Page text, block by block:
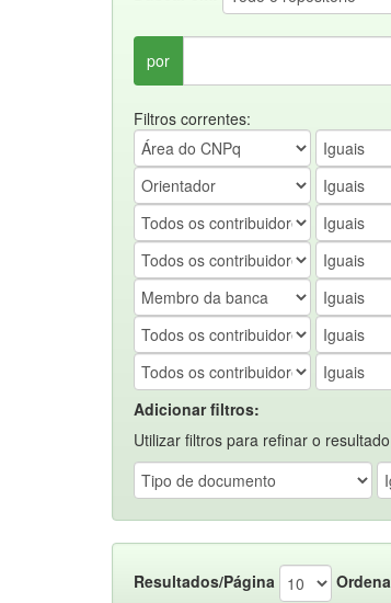
por
Filtros correntes:
Adicionar filtros:
Utilizar filtros para refinar o
Resultados/Página